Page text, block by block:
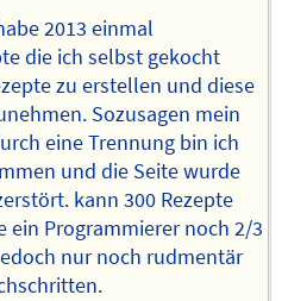
2013 einmal
die ich selbst gekocht
zu erstellen und diese
Sozusagen mein
eine Trennung bin ich
und die Seite wurde
kann 300 Rezepte
ein Programmierer noch 2/3
nur noch rudmentär